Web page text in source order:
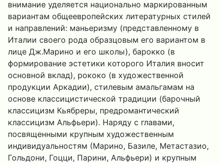
внимание уделяется национально маркированным
вариантам общеевропейских литературных стилей
и направлений: маньеризму (представленному в
Италии своего рода образцовым его вариантом в
лице Дж.Марино и его школы), барокко (в
формирование эстетики которого Италия вносит
основной вклад), рококо (в художественной
продукции Аркадии), стилевым амальгамам на
основе классицистической традиции (барочный
классицизм Кьябреры, предромантический
классицизм Альфьери). Наряду с главами,
посвященными крупным художественным
индивидуальностям (Марино, Базиле, Метастазио,
Гольдони, Гоцци, Парини, Альфьери) и крупным